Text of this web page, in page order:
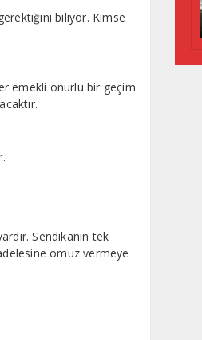
biliyor. Kimse
emekli onurlu bir geçim
Sendikanın tek
omuz vermeye